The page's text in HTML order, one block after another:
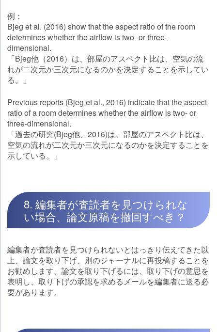
例：
Bjeg et al. (2016) show that the aspect ratio of the room
determines whether the airflow is two- or three-
dimensional.
「Bjeg他（2016）は、部屋のアスペクト比は、空気の流
れが二次元か三次元になるのかを決定することを示してい
る。」
Previous reports (Bjeg et al., 2016) indicate that the aspect
ratio of a room determines whether the airflow is two- or
three-dimensional.
「過去の研究(Bjeg他、2016)は、部屋のアスペクト比は、
空気の流れが二次元か三次元になるのかを決定することを
示している。」
8. 編集者が査読者を見つけられな
い場合、論文原稿を撤回すべき？
編集者が査読者を見つけられないとはっきり伝えてきた以
上、論文を取り下げ、別のジャーナルに再投稿することを
お勧めします。論文を取り下げるには、取り下げの意思を
表明し、取り下げの承認を求めるメールを編集者に送る必
要があります。